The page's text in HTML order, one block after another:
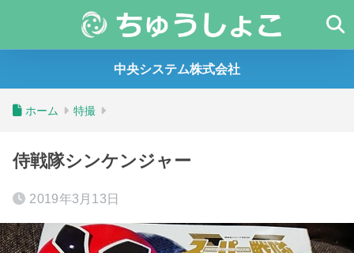
中央システム株式会社
ホーム 特撮
侍戦隊シンケンジャー
2019年3月13日